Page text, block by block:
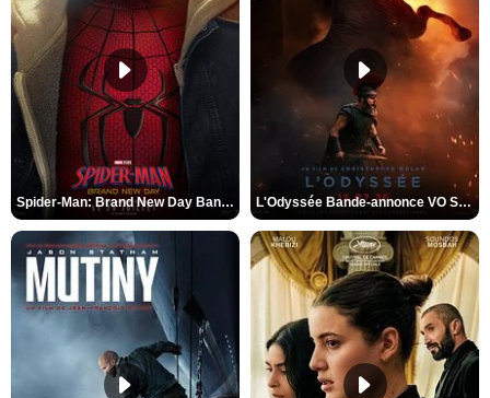
Spider-Man: Brand New Day Bande-annonce VO STFR L'Odyssée Bande-annonce VO STFR